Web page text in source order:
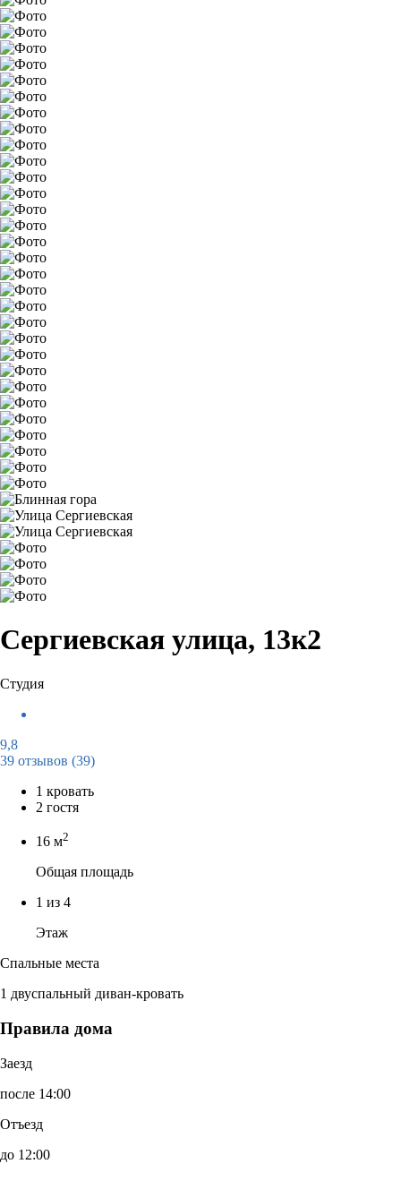
Сергиевская улица, 13к2
Студия
9,8
39 отзывов (39)
1 кровать
2 гостя
16 м2
Общая площадь
1 из 4
Этаж
Спальные места
1 двуспальный диван-кровать
Правила дома
Заезд
после 14:00
Отъезд
до 12:00